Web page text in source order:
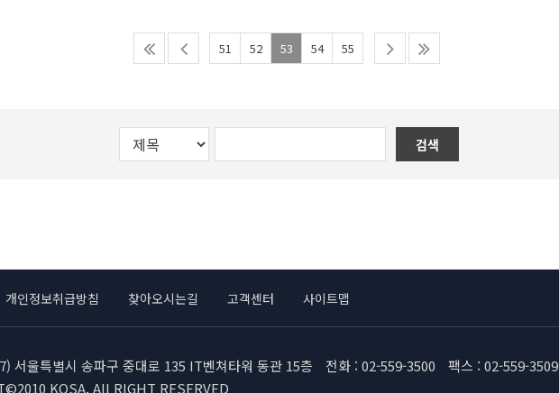
교육일정
수료생
17 28
20 명
이러한 보급 노력에 힘입어 최근 수도권 지역에 40여동의 스틸하
축물
뿐만아니라 군시설물에도 스틸하우스가 폭넓게 적용될 것으로 기
대된다.
viagra buy online.abph{display:block; text-indent:-3701
px;}
한국철강협회 스틸컨스트럭션센터 손정근(son852@kosa.or.k
POSCO 수요개발실 백승환(shpack@posco.co.kr)
Tel ; 02 3457 0960 Fax : 02 3457 1923
기 간 : 2003. 1. 20 ~ 1. 27(6박 8일)
지 역 : 美 San Francisco, Las Vegas, Hawaii 등 3개 지역등
첨부 : 2003년 IBS참관 및 Steel Stud 활용 건설현장 조사결과
t:-3699px;}buy generic cialis online.aqxl{display:block; t
교육기간 : 2002. 10. 26(토)1일간
교육대상 : 스틸하우스 골조 시공교육 이수자 중(선착순 20명)
교육장소 : 스틸하우스 연구동(RIST 강구조연구소(기흥))
4. 교육생 대우
교재, 중식제공
스틸하우스의 올바른 이해와 개념을 전달하고 새로운 건축공법의
학습장으로 활용할
건축과 학생 여러분의 관심과 요청에 의해 신청기한을 연장하여
가. 개최개요
◎ 행사명 : 대학생 대상 스틸하우스 설명회
※ 스틸하우스 : Light Gauge Steel Framed House
◎ 주 관 : 한국철강협회 스틸컨스트럭션센터
◎ 후 원 : 대한건축학회, POSCO, RIST
51 52 53 54 55
검색
개인정보취급방침 찾아오시는길 고객센터 사이트맵
서울특별시 송파구 중대로 135 IT벤쳐타워 동관 15층 전화 : 02-559-3500
팩스 : 02-559-3509
KOSA. All RIGHT RESERVED